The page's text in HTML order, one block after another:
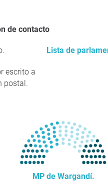
de contacto
Lista de
escrito a
postal.
MP de Wargandí.